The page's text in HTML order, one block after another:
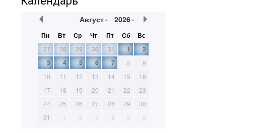
Август 2026
Пн Вт Ср Чт Пт Сб
Вс
27
28 29 30 31 1
2
3
4 5 6 7 8
9
10
11 12 13 14 15
16
17
18 19 20 21 22
23
24
25 26 27 28 29
30
31
1 2 3 4 5 6